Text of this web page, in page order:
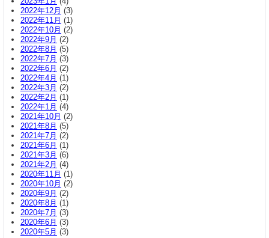
2022年12月 (3)
2022年11月 (1)
2022年10月 (2)
2022年9月 (2)
2022年8月 (5)
2022年7月 (3)
2022年6月 (2)
2022年4月 (1)
2022年3月 (2)
2022年2月 (1)
2022年1月 (4)
2021年10月 (2)
2021年8月 (5)
2021年7月 (2)
2021年6月 (1)
2021年3月 (6)
2021年2月 (4)
2020年11月 (1)
2020年10月 (2)
2020年9月 (2)
2020年8月 (1)
2020年7月 (3)
2020年6月 (3)
2020年5月 (3)